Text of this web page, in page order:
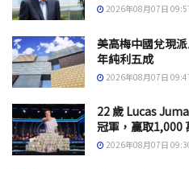
2026年08月07日
美高梅中國兌現
年純利五成
2026年08月07日
22 歲 Lucas
冠軍，贏取1,000
2026年08月07日